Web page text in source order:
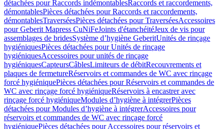
détachées pour Raccords indémontablesRaccords et raccordements,
démontablesPièces détachées pour Raccords et raccordements,
démontablesTraverséesPièces détachées pour TraverséesAccessoires
pour Geberit Mapress CuNiFeJoints d'étanchéitéJeux de vis pour
assemblages de bridesSystème d’hygiène GeberitUnités de rinçage
hygiéniquesPièces détachées pour Unités de rinçage
hygiéniquesAccessoires pour unités de rinçage
hygiéniquesCapteursCâblesLimiteurs de débitRecouvrements et
plaques de fermetureRéservoirs et commandes de WC avec rinçage
forcé hygiéniquePièces détachées pour Réservoirs et commandes de
WC avec rinçage forcé hygiéniqueRéservoirs à encastrer avec
rinçage forcé hygiéniqueModules d’hygiène à intégrerPièces
détachées pour Modules d’hygiène à intégrerAccessoires pour
réservoirs et commandes de WC avec rinçage forcé
hygiéniquePièces détachées pour Accessoires pour réservoirs et